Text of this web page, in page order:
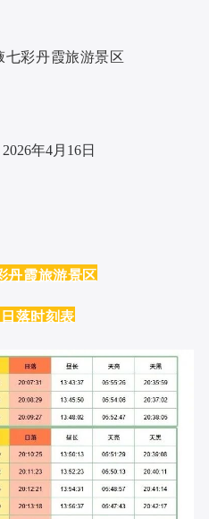
旅游景区
16日
丹霞旅游景区
日落时刻表